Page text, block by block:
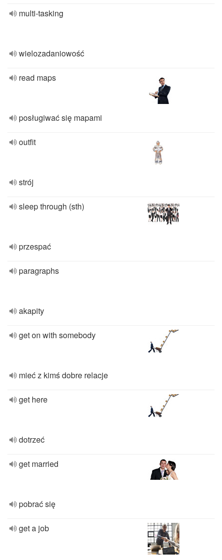
multi-tasking
wielozadaniowość
read maps
posługiwać się mapami
outfit
strój
sleep through (sth)
przespać
paragraphs
akapity
get on with somebody
mieć z kimś dobre relacje
get here
dotrzeć
get married
pobrać się
get a job